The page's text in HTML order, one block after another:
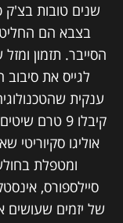
שנים טובות בצ'ק
בצבא הם
הסייבר. תזמון
לגייס את
ענקית
ומטפלת
סיילספורס,
של יזמים